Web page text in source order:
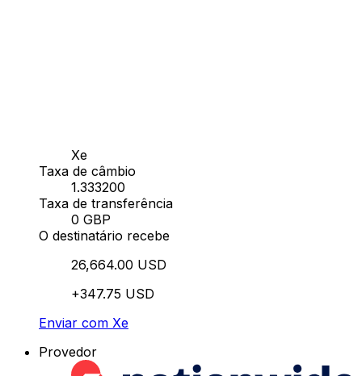
Xe
Taxa de câmbio
1.333200
Taxa de transferência
0 GBP
O destinatário recebe
26,664.00 USD
+347.75 USD
Enviar com Xe
Provedor